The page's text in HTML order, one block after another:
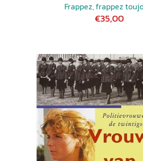
Frappez, frappez
€35,00